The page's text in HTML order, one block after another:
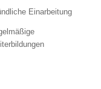
Einarbeitung